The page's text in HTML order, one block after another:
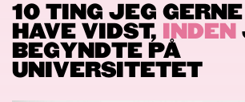
10 TING JEG
HAVE VIDST, INDEN
BEGYNDTE PÅ
UNIVERSITETET